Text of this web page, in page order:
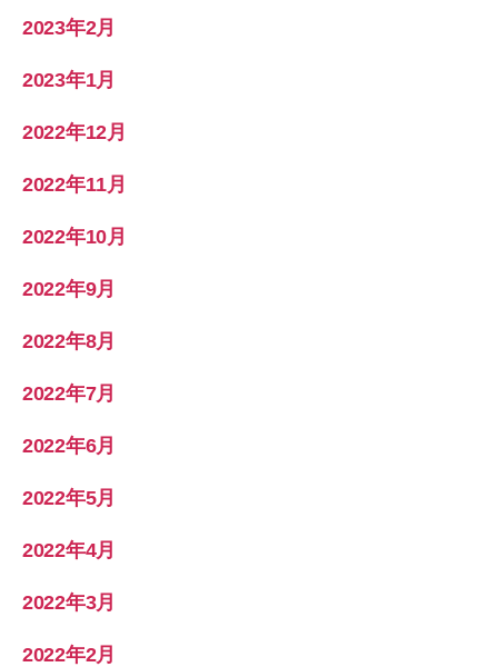
2023年2月
2023年1月
2022年12月
2022年11月
2022年10月
2022年9月
2022年8月
2022年7月
2022年6月
2022年5月
2022年4月
2022年3月
2022年2月